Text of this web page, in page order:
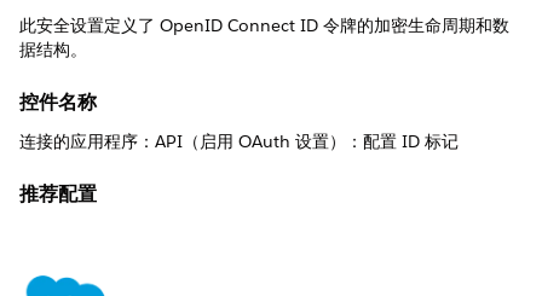
此安全设置定义了 OpenID Connect ID 令牌的加密生命周期和数
据结构。
控件名称
连接的应用程序：API（启用 OAuth 设置）：配置 ID 标记
推荐配置